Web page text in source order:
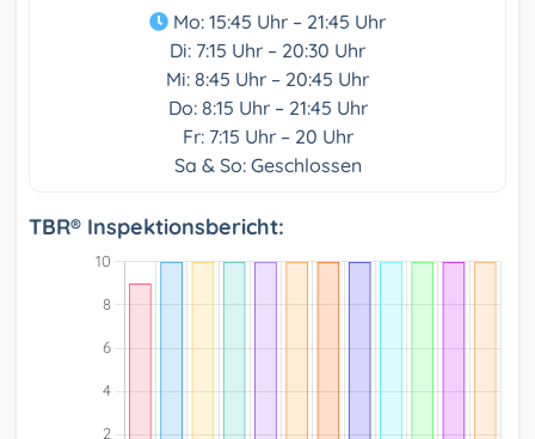
Mo: 15:45 Uhr – 21:45 Uhr
Di: 7:15 Uhr – 20:30 Uhr
Mi: 8:45 Uhr – 20:45 Uhr
Do: 8:15 Uhr – 21:45 Uhr
Fr: 7:15 Uhr – 20 Uhr
Sa & So: Geschlossen
TBR® Inspektionsbericht: